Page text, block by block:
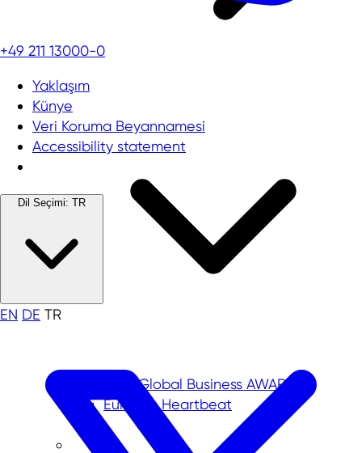
NRW.Global Business AWARD
Europe's Heartbeat
+49 211 13000-0
Yaklaşım
Künye
Veri Koruma Beyannamesi
Accessibility statement
Dil Seçimi: TR
EN DE TR